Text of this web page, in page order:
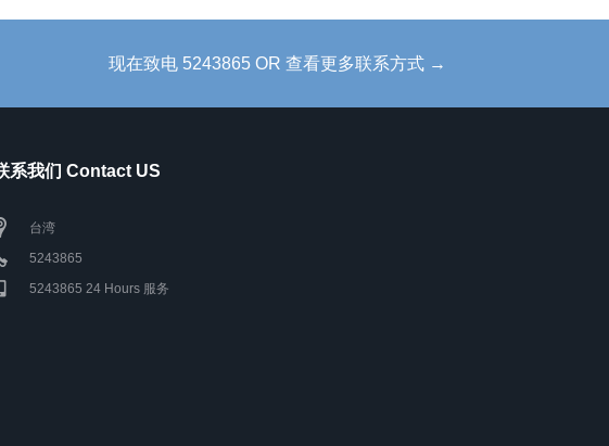
现在致电 5243865 OR 查看更多联系方式 →
系我们 Contact US
台湾
5243865
5243865 24 Hours 服务